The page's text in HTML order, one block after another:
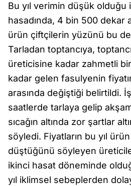
Bu yıl verimin düşük olduğu
hasadında, 4 bin 500 dekar
ürün çiftçilerin yüzünü bu
Tarladan toptancıya,
üreticisine kadar zahmetli
kadar gelen fasulyenin
arasında değiştiği belirtildi.
saatlerde tarlaya gelip
sıcağın altında zor şartlar
söyledi. Fiyatların bu yıl ürün
düştüğünü söyleyen
ikinci hasat döneminde
yıl iklimsel sebeplerden